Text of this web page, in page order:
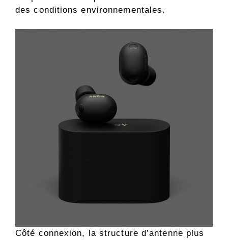
des conditions environnementales.
Côté connexion, la structure d’antenne plus